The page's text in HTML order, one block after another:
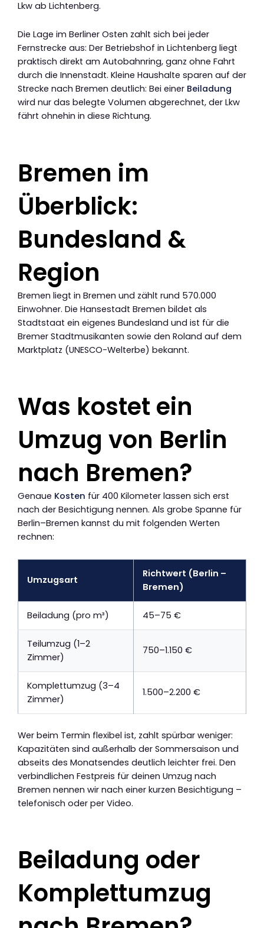
Lkw ab Lichtenberg.
Die Lage im Berliner Osten zahlt sich bei jeder
Fernstrecke aus: Der Betriebshof in Lichtenberg liegt
praktisch direkt am Autobahnring, ganz ohne Fahrt
durch die Innenstadt. Kleine Haushalte sparen auf der
Strecke nach Bremen deutlich: Bei einer Beiladung
wird nur das belegte Volumen abgerechnet, der Lkw
fährt ohnehin in diese Richtung.
Bremen im
Überblick:
Bundesland &
Region
Bremen liegt in Bremen und zählt rund 570.000
Einwohner. Die Hansestadt Bremen bildet als
Stadtstaat ein eigenes Bundesland und ist für die
Bremer Stadtmusikanten sowie den Roland auf dem
Marktplatz (UNESCO-Welterbe) bekannt.
Was kostet ein
Umzug von Berlin
nach Bremen?
Genaue Kosten für 400 Kilometer lassen sich erst
nach der Besichtigung nennen. Als grobe Spanne für
Berlin–Bremen kannst du mit folgenden Werten
rechnen:
Umzugsart
Richtwert (Berlin –
Bremen)
Beiladung (pro m³) 45–75 €
Teilumzug (1–2
Zimmer)
750–1.150 €
Komplettumzug (3–4
Zimmer)
1.500–2.200 €
Wer beim Termin flexibel ist, zahlt spürbar weniger:
Kapazitäten sind außerhalb der Sommersaison und
abseits des Monatsendes deutlich leichter frei. Den
verbindlichen Festpreis für deinen Umzug nach
Bremen nennen wir nach einer kurzen Besichtigung –
telefonisch oder per Video.
Beiladung oder
Komplettumzug